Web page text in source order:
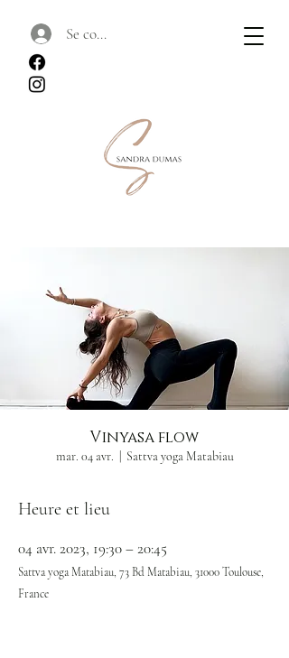
Se connecter
Vinyasa flow
mar. 04 avr. Sattva yoga Matabiau
Heure et lieu
04 avr. 2023, 19:30 – 20:45
Sattva yoga Matabiau, 73 Bd Matabiau, 31000 Toulouse,
France